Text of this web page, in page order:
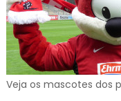
Veja os mascotes dos